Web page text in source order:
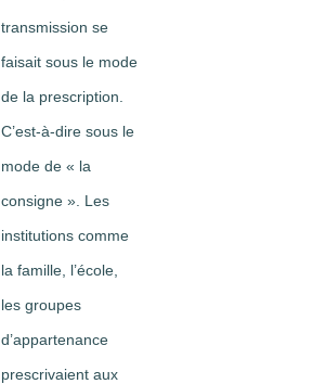
transmission se
faisait sous le mode
de la prescription.
C’est-à-dire sous le
mode de « la
consigne ». Les
institutions comme
la famille, l’école,
les groupes
d’appartenance
prescrivaient aux